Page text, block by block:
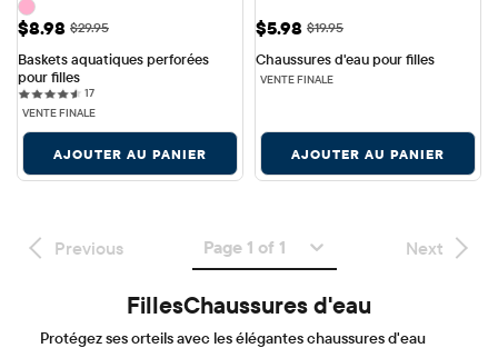
Prix ​​de vente: $8.98
$8.98 Prix ​​d'origine: $29.95
$29.95
Baskets aquatiques perforées
pour filles
1717 reviews
VENTE FINALE
AJOUTER AU PANIER
Prix ​​de vente: $5.98
$5.98 Prix ​​d'origine: $19.95
$19.95
Chaussures d'eau pour filles
VENTE FINALE
AJOUTER AU PANIER
Previous Page 1 of 1 Next
FillesChaussures d'eau
Protégez ses orteils avec les élégantes chaussures d'eau